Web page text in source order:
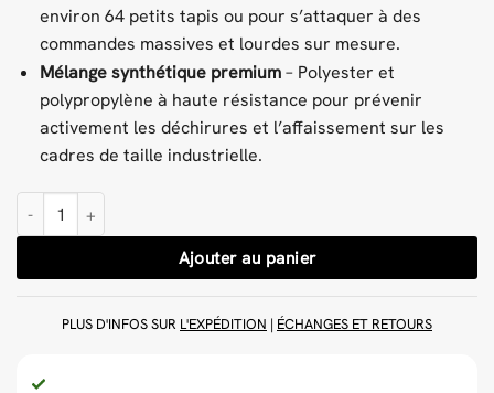
environ 64 petits tapis ou pour s’attaquer à des
commandes massives et lourdes sur mesure.
Mélange synthétique premium– Polyester et
polypropylène à haute résistance pour prévenir
activement les déchirures et l’affaissement sur les
cadres de taille industrielle.
quantité de Tissu tufting primaire 400x400cm
Ajouter au panier
PLUS D'INFOS SUR L'EXPÉDITION | ÉCHANGES ET RETOURS